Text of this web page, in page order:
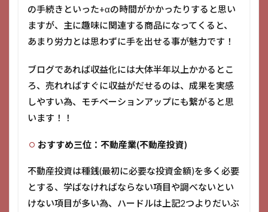
の手続きといった+αの時間がかかったりすると思い
ますが、主に趣味に関連する商品になってくると、
あまり労力とは思わずに手を出せる事が魅力です！
ブログであれば収益化には大体半年以上かかるとこ
ろ、売れればすぐに収益がだせるのは、成果を実感
しやすい為、モチベーションアップにも繋がると思
います！！
おすすめ三位：不動産業(不動産投資)
不動産投資は種銭(最初に必要な投資金額)を多く必要
とする、学ばなければならない項目や調べないとい
けない項目が多い為、ハードルは上記2つよりだいぶ